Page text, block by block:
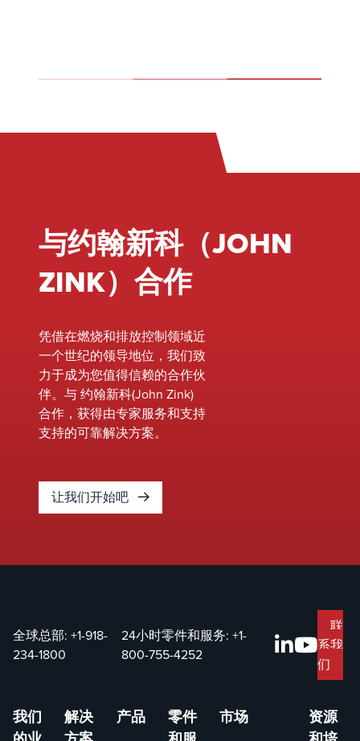
与约翰新科（JOHN
ZINK）合作
凭借在燃烧和排放控制领域近
一个世纪的领导地位，我们致
力于成为您值得信赖的合作伙
伴。与 约翰新科(John Zink)
合作，获得由专家服务和支持
支持的可靠解决方案。
让我们开始吧
全球总部: +1-918-
234-1800
24小时零件和服务:+1-
800-755-4252
联
系我
们
我们
解决
产品
零件
市场
资源